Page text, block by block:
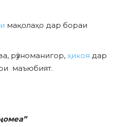
мақолаҳо дар бораи
рӯзноманигор, ҳикоя дар
маъюбият.